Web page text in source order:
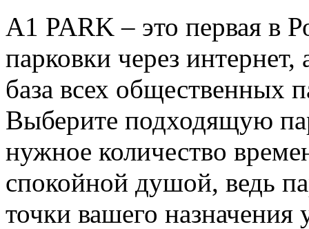
A1 PARK – это первая в
парковки через
база всех
Выберите подходящую
нужное количество
спокойной душой, ведь
точки вашего назначения